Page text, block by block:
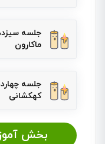
جلسه
ماکارون
جلسه
کهکشانی
بخش